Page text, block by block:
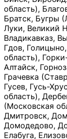
область),
Братск, Бугры
Луки, Великий
Владикавказ,
Гдов,
область),
Алтайск,
Грачевка
Гусев, Гусь-
область),
(Московская
Дмитровск,
Домодедово,
Елабуга,